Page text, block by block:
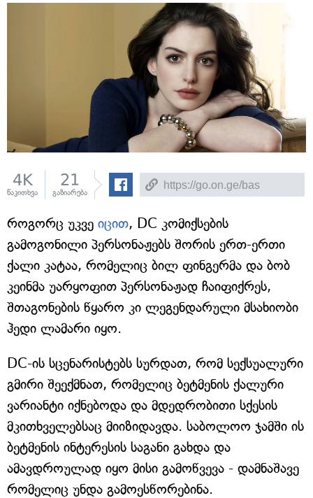
4K
წაკითხვა
21
გაზიარება
როგორც უკვე იცით, DC კომიქსების
გამოგონილი პერსონაჟებს შორის ერთ-ერთი
ქალი კატაა, რომელიც ბილ ფინგერმა და ბობ
კეინმა უარყოფით პერსონაჟად ჩაიფიქრეს,
შთაგონების წყარო კი ლეგენდარული მსახიობი
ჰედი ლამარი იყო.
DC-ის სცენარისტებს სურდათ, რომ სექსუალური
გმირი შეექმნათ, რომელიც ბეტმენის ქალური
ვარიანტი იქნებოდა და მდედრობითი სქესის
მკითხველებსაც მიიზიდავდა. საბოლოო ჯამში ის
ბეტმენის ინტერესის საგანი გახდა და
ამავდროულად იყო მისი გამოწვევა - დამნაშავე
რომელიც უნდა გამოესწორებინა.